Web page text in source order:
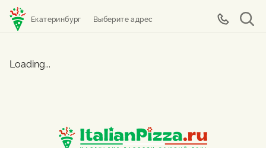
Екатеринбург Выберите адрес
Loading...